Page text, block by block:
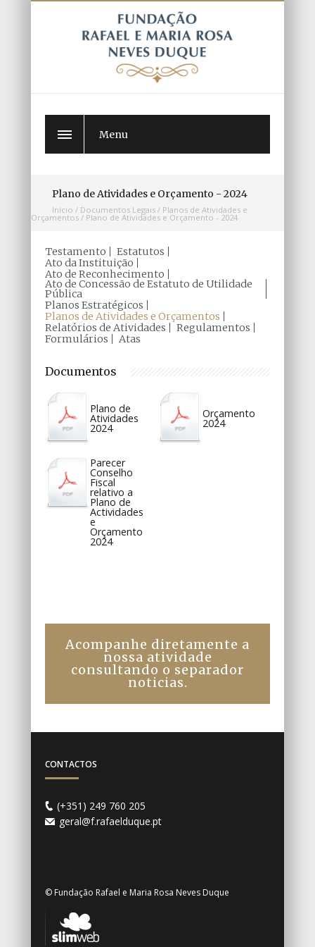
Menu
Plano de Atividades e Orçamento - 2024
Início / Documentos Legais / Planos de Atividades e
Orçamentos / Plano de Atividades e Orçamento - 2024
Testamento
Estatutos
Ato da Instituição
Ato de Reconhecimento
Ato de Concessão de Estatuto de Utilidade
Pública
Planos Estratégicos
Planos de Atividades e Orçamentos
Relatórios de Atividades
Regulamentos
Formulários
Atas
Documentos
Plano de
Atividades
2024
Orçamento
2024
Parecer
Conselho
Fiscal
relativo a
Plano de
Actividades
e
Orçamento
2024
Acompanhe diretamente a
nossa atividade
consultando o separador
noticias.
CONTACTOS
(+351) 249 760 205
geral@f.rafaelduque.pt
© Fundação Rafael e Maria Rosa Neves Duque